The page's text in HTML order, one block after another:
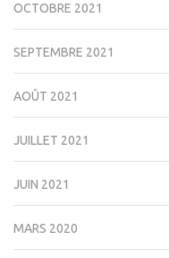
OCTOBRE 2021
SEPTEMBRE 2021
AOÛT 2021
JUILLET 2021
JUIN 2021
MARS 2020